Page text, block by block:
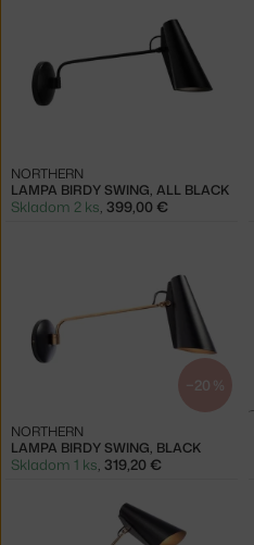
LAMPA BIRDY SWING, ALL BLACK
NORTHERN
Skladom 2 ks 399,00 €
−20 %
LAMPA BIRDY SWING, BLACK
NORTHERN
Skladom 1 ks 319,20 €